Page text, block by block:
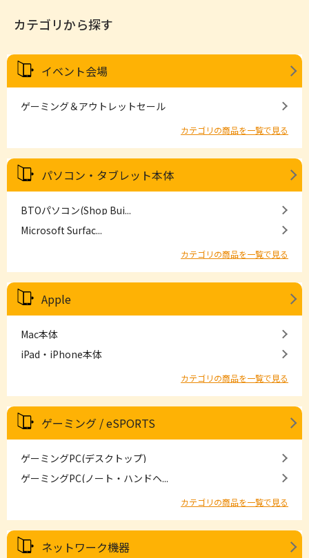
カテゴリから探す
イベント会場
ゲーミング＆アウトレットセール
カテゴリの商品を一覧で見る
パソコン・タブレット本体
BTOパソコン(Shop Bui...
Microsoft Surfac...
カテゴリの商品を一覧で見る
Apple
Mac本体
iPad・iPhone本体
カテゴリの商品を一覧で見る
ゲーミング / eSPORTS
ゲーミングPC(デスクトップ)
ゲーミングPC(ノート・ハンドヘ...
カテゴリの商品を一覧で見る
ネットワーク機器